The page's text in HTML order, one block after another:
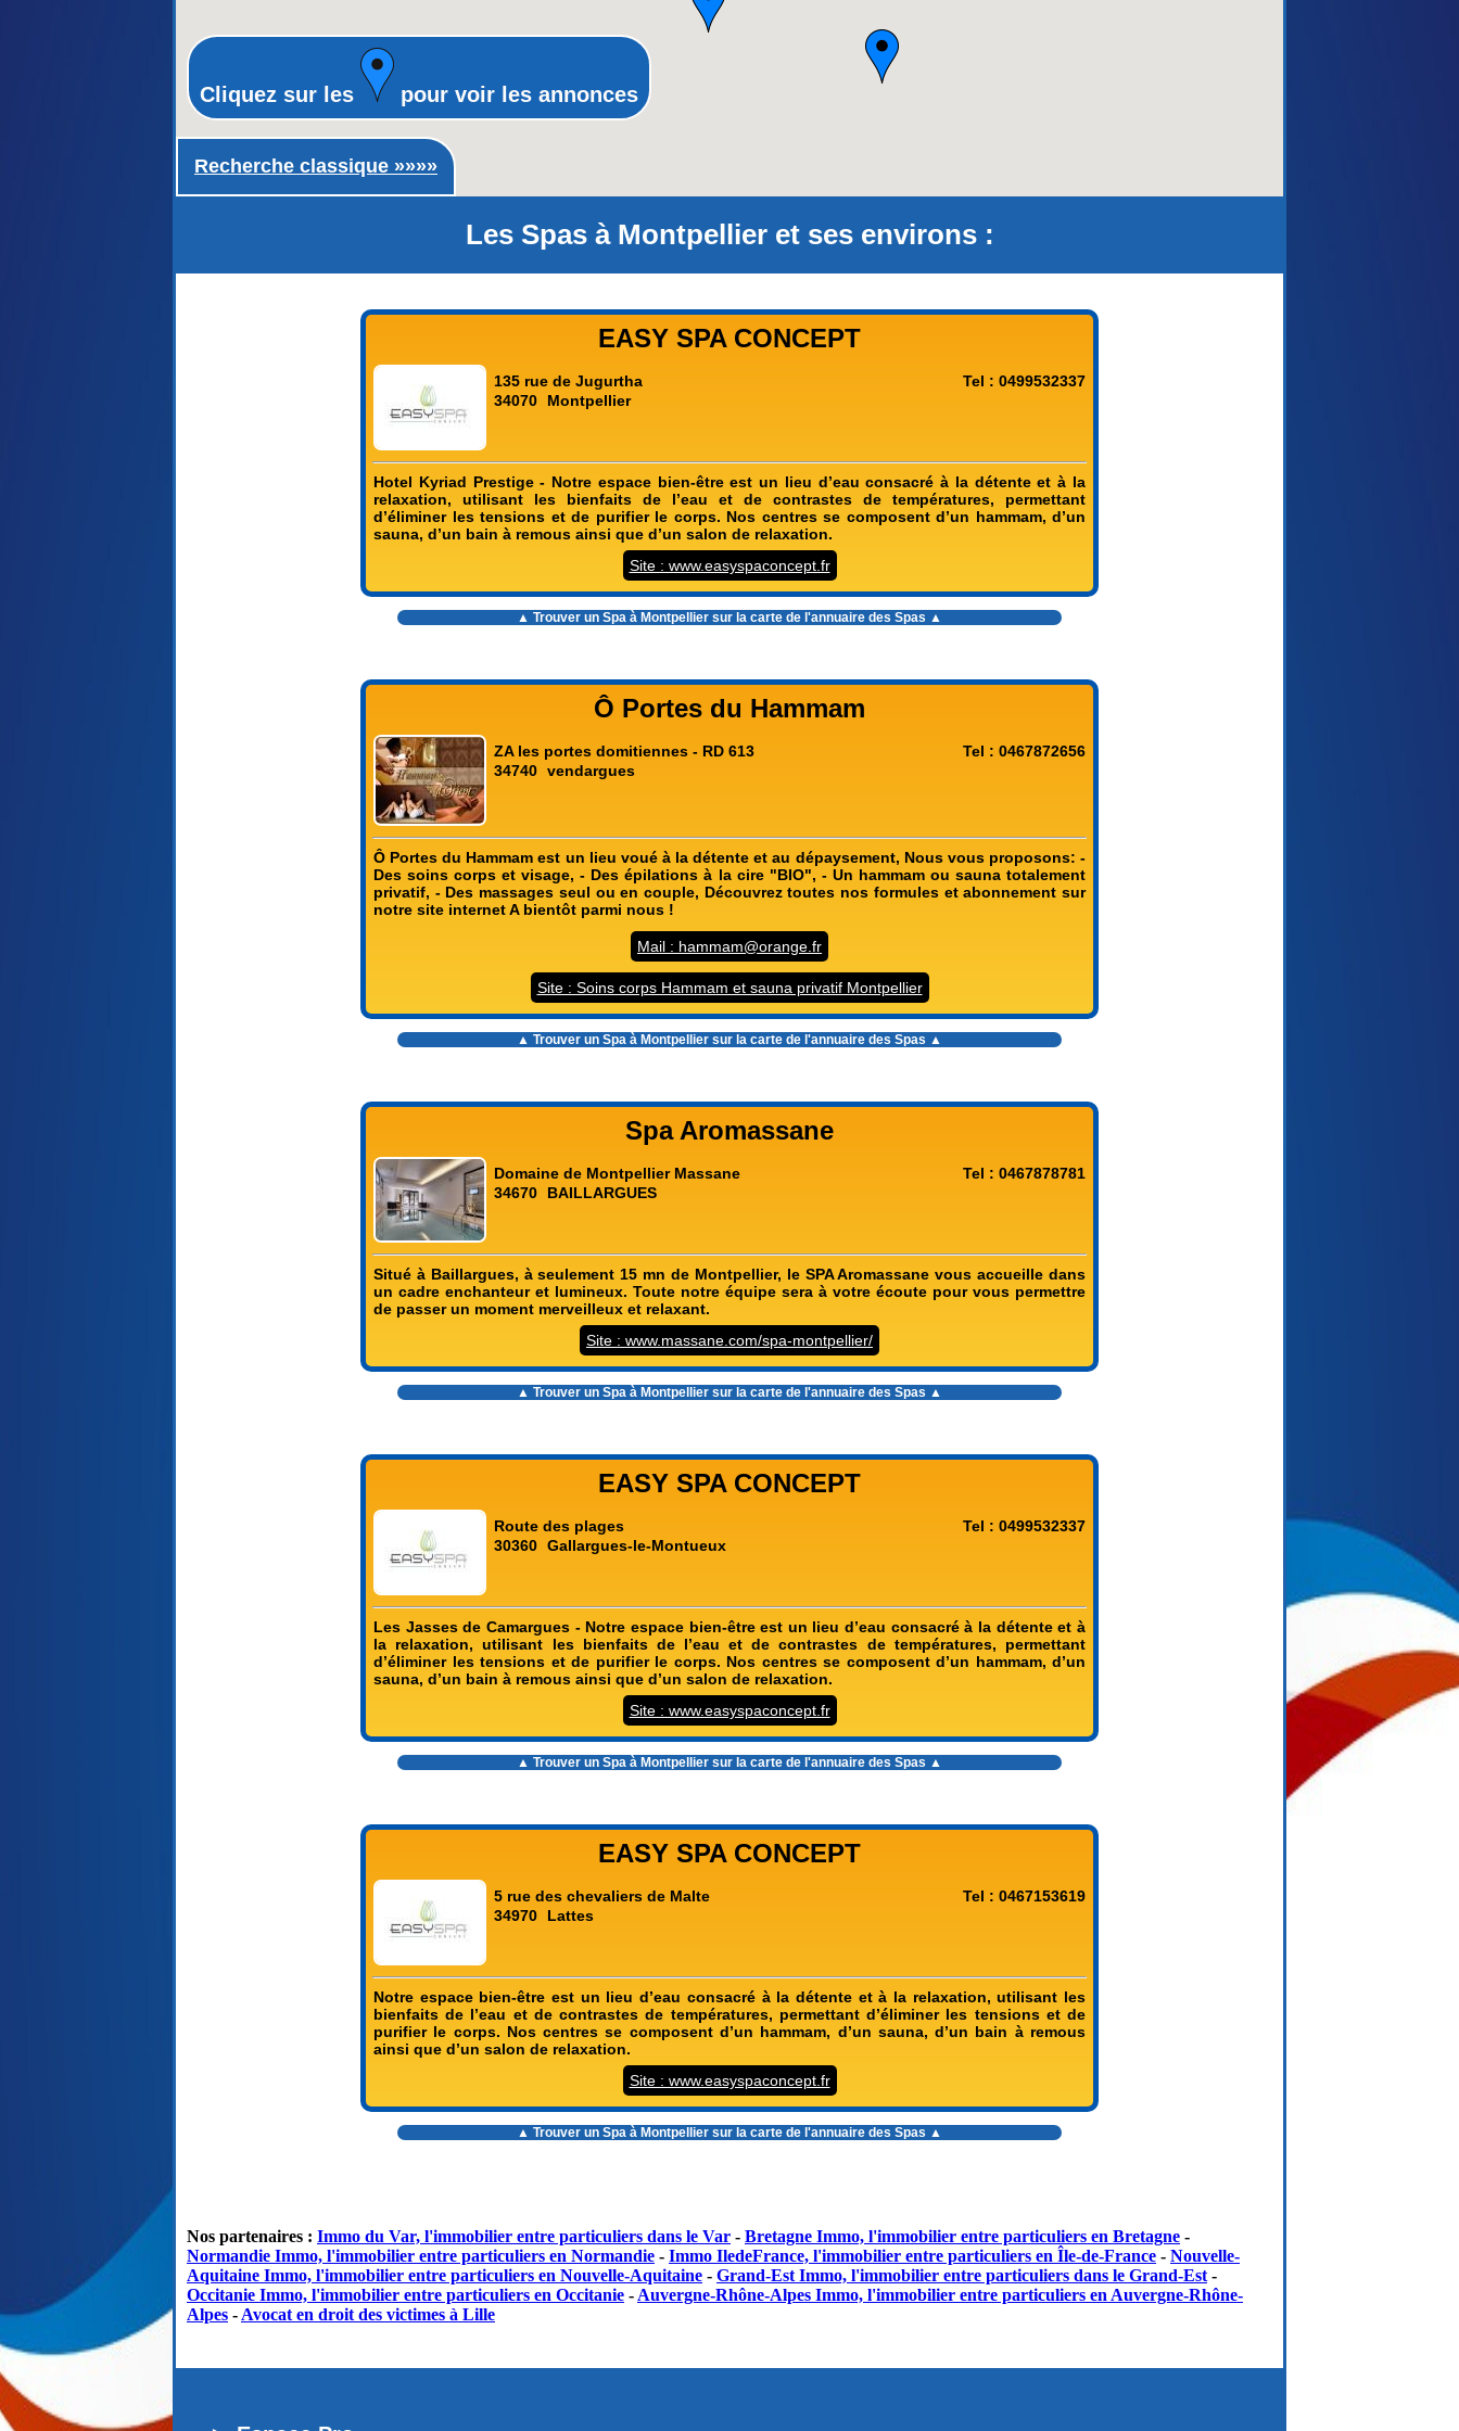
Recherche classique ►
Recherche classique »»»»
Cliquez sur les pour voir les annonces
Les Spas à Montpellier et ses environs :
EASY SPA CONCEPT
135 rue de Jugurtha
34070
Montpellier
Tel : 0499532337
Hotel Kyriad Prestige - Notre espace bien-être est un lieu d’eau consacré à la détente et à la
relaxation, utilisant les bienfaits de l’eau et de contrastes de températures, permettant
d’éliminer les tensions et de purifier le corps. Nos centres se composent d’un hammam, d’un
sauna, d’un bain à remous ainsi que d’un salon de relaxation.
Site : www.easyspaconcept.fr
▲ Trouver un Spa à Montpellier sur la carte de l'annuaire des Spas ▲
Ô Portes du Hammam
ZA les portes domitiennes - RD 613
34740 vendargues
Tel : 0467872656
Ô Portes du Hammam est un lieu voué à la détente et au dépaysement, Nous vous proposons: -
Des soins corps et visage, - Des épilations à la cire "BIO", - Un hammam ou sauna totalement
privatif, - Des massages seul ou en couple, Découvrez toutes nos formules et abonnement sur
notre site internet A bientôt parmi nous !
Mail : hammam@orange.fr
Site : Soins corps Hammam et sauna privatif Montpellier
▲ Trouver un Spa à Montpellier sur la carte de l'annuaire des Spas ▲
Spa Aromassane
Domaine de Montpellier Massane
34670
BAILLARGUES
Tel : 0467878781
Situé à Baillargues, à seulement 15 mn de Montpellier, le SPA Aromassane vous accueille dans
un cadre enchanteur et lumineux. Toute notre équipe sera à votre écoute pour vous permettre
de passer un moment merveilleux et relaxant.
Site : www.massane.com/spa-montpellier/
▲ Trouver un Spa à Montpellier sur la carte de l'annuaire des Spas ▲
EASY SPA CONCEPT
Route des plages
30360 Gallargues-le-Montueux
Tel : 0499532337
Les Jasses de Camargues - Notre espace bien-être est un lieu d’eau consacré à la détente et à
la relaxation, utilisant les bienfaits de l’eau et de contrastes de températures, permettant
d’éliminer les tensions et de purifier le corps. Nos centres se composent d’un hammam, d’un
sauna, d’un bain à remous ainsi que d’un salon de relaxation.
Site : www.easyspaconcept.fr
▲ Trouver un Spa à Montpellier sur la carte de l'annuaire des Spas ▲
EASY SPA CONCEPT
5 rue des chevaliers de Malte
34970
Lattes
Tel : 0467153619
Notre espace bien-être est un lieu d’eau consacré à la détente et à la relaxation, utilisant les
bienfaits de l’eau et de contrastes de températures, permettant d’éliminer les tensions et de
purifier le corps. Nos centres se composent d’un hammam, d’un sauna, d’un bain à remous
ainsi que d’un salon de relaxation.
Site : www.easyspaconcept.fr
▲ Trouver un Spa à Montpellier sur la carte de l'annuaire des Spas ▲
Nos partenaires : Immo du Var, l'immobilier entre particuliers dans le Var - Bretagne Immo, l'immobilier entre particuliers en Bretagne -
Normandie Immo, l'immobilier entre particuliers en Normandie - Immo IledeFrance, l'immobilier entre particuliers en Île-de-France - Nouvelle-
Aquitaine Immo, l'immobilier entre particuliers en Nouvelle-Aquitaine - Grand-Est Immo, l'immobilier entre particuliers dans le Grand-Est -
Occitanie Immo, l'immobilier entre particuliers en Occitanie - Auvergne-Rhône-Alpes Immo, l'immobilier entre particuliers en Auvergne-Rhône-
Alpes - Avocat en droit des victimes à Lille